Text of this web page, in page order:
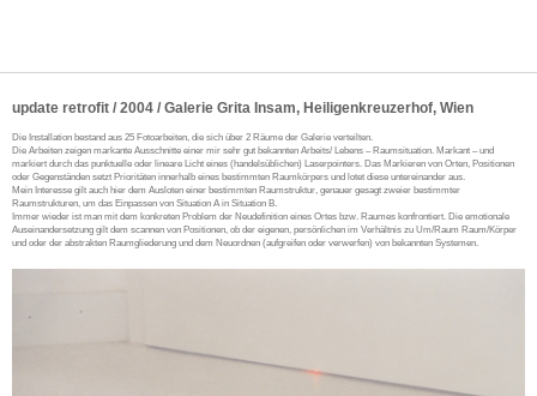
update retrofit / 2004 / Galerie Grita Insam, Heiligenkreuzerhof, Wien
Die Installation bestand aus 25 Fotoarbeiten, die sich über 2 Räume der Galerie verteilten.
Die Arbeiten zeigen markante Ausschnitte einer mir sehr gut bekannten Arbeits/ Lebens – Raumsituation. Markant – und
markiert durch das punktuelle oder lineare Licht eines (handelsüblichen) Laserpointers. Das Markieren von Orten, Positionen
oder Gegenständen setzt Prioritäten innerhalb eines bestimmten Raumkörpers und lotet diese untereinander aus.
Mein Interesse gilt auch hier dem Ausloten einer bestimmten Raumstruktur, genauer gesagt zweier bestimmter
Raumstrukturen, um das Einpassen von Situation A in Situation B.
Immer wieder ist man mit dem konkreten Problem der Neudefinition eines Ortes bzw. Raumes konfrontiert. Die emotionale
Auseinandersetzung gilt dem scannen von Positionen, ob der eigenen, persönlichen im Verhältnis zu Um/Raum Raum/Körper
und oder der abstrakten Raumgliederung und dem Neuordnen (aufgreifen oder verwerfen) von bekannten Systemen.